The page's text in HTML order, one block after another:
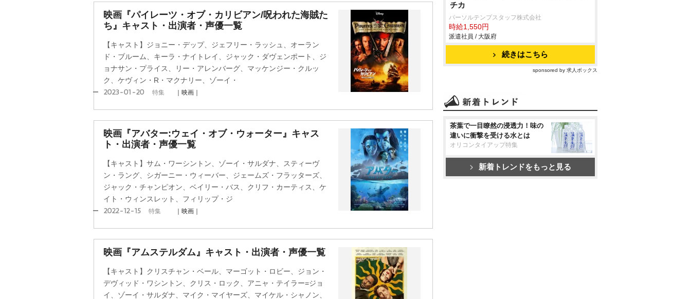
映画『パイレーツ・オブ・カリビアン/呪われた海賊た
ち』キャスト・出演者・声優一覧
【キャスト】ジョニー・デップ、ジェフリー・ラッシュ、オーラン
ド・ブルーム、キーラ・ナイトレイ、ジャック・ダヴェンポート、ジ
ョナサン・プライス、リー・アレンバーグ、マッケンジー・クルッ
ク、ケヴィン・R・マクナリー、ゾーイ・
2023-01-20 特集 ｜映画｜
映画『アバター:ウェイ・オブ・ウォーター』キャス
ト・出演者・声優一覧
【キャスト】サム・ワーシントン、ゾーイ・サルダナ、スティーヴ
ン・ラング、シガーニー・ウィーバー、ジェームズ・フラッターズ、
ジャック・チャンピオン、ベイリー・バス、クリフ・カーティス、ケ
イト・ウィンスレット、フィリップ・ジ
2022-12-15 特集 ｜映画｜
映画『アムステルダム』キャスト・出演者・声優一覧
【キャスト】クリスチャン・ベール、マーゴット・ロビー、ジョン・
デヴィッド・ワシントン、クリス・ロック、アニャ・テイラー=ジョ
イ、ゾーイ・サルダナ、マイク・マイヤーズ、マイケル・シャノン、
チカ
パーソルテンプスタッフ株式会社
時給1,550円
派遣社員 / 大阪府
続きはこちら
sponsored by 求人ボックス
茶葉で一目瞭然の浸透力！味の
違いに衝撃を受ける水とは
オリコンタイアップ特集
新着トレンドをもっと見る